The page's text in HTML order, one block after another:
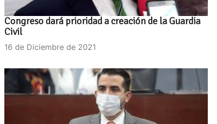
Congreso dará prioridad a creación de la Guardia
Civil
16 de Diciembre de 2021